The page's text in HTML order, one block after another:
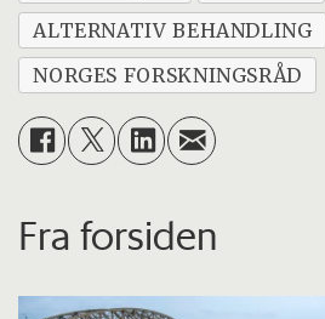
ALTERNATIV BEHANDLING
NORGES FORSKNINGSRÅD
Fra forsiden